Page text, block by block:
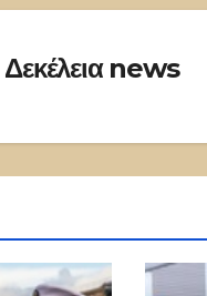
Δεκέλεια news